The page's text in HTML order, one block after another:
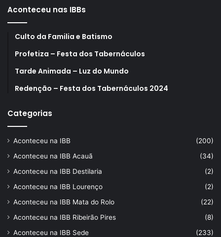
Aconteceu nas IBBs
Culto da Familia e Batismo
Profetiza – Festa dos Tabernáculos
Tarde Animada – Luz do Mundo
Redenção – Festa dos Tabernáculos 2024
Categorias
Aconteceu na IBB
(200)
Aconteceu na IBB Acauã
(34)
Aconteceu na IBB Destilaria
(2)
Aconteceu na IBB Lourenço
(2)
Aconteceu na IBB Mata do Rolo
(22)
Aconteceu na IBB Ribeirão Pires
(8)
Aconteceu na IBB Sede
(233)